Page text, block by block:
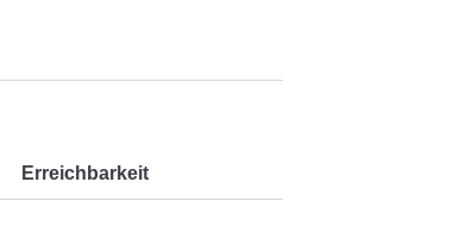
Erreichbarkeit